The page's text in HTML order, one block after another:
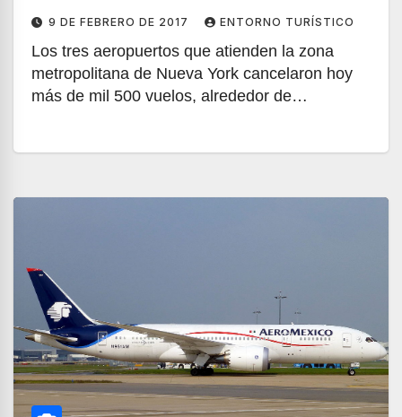
9 DE FEBRERO DE 2017 ENTORNO TURÍSTICO
Los tres aeropuertos que atienden la zona
metropolitana de Nueva York cancelaron hoy
más de mil 500 vuelos, alrededor de…